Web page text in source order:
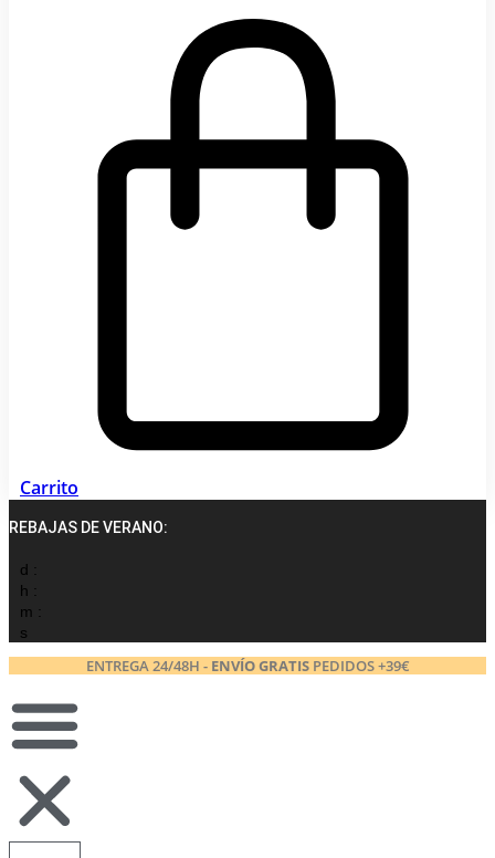
Carrito
REBAJAS DE VERANO:
d :
h :
m :
s
ENTREGA 24/48H - ENVÍO GRATISPEDIDOS +39€